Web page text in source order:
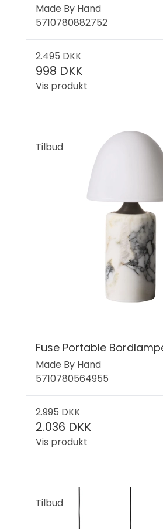
Made By Hand
5710780882752
2.495 DKK
998 DKK
Vis produkt
Tilbud
Fuse Portable
Made By Hand
5710780564955
2.995 DKK
2.036 DKK
Vis produkt
Tilbud